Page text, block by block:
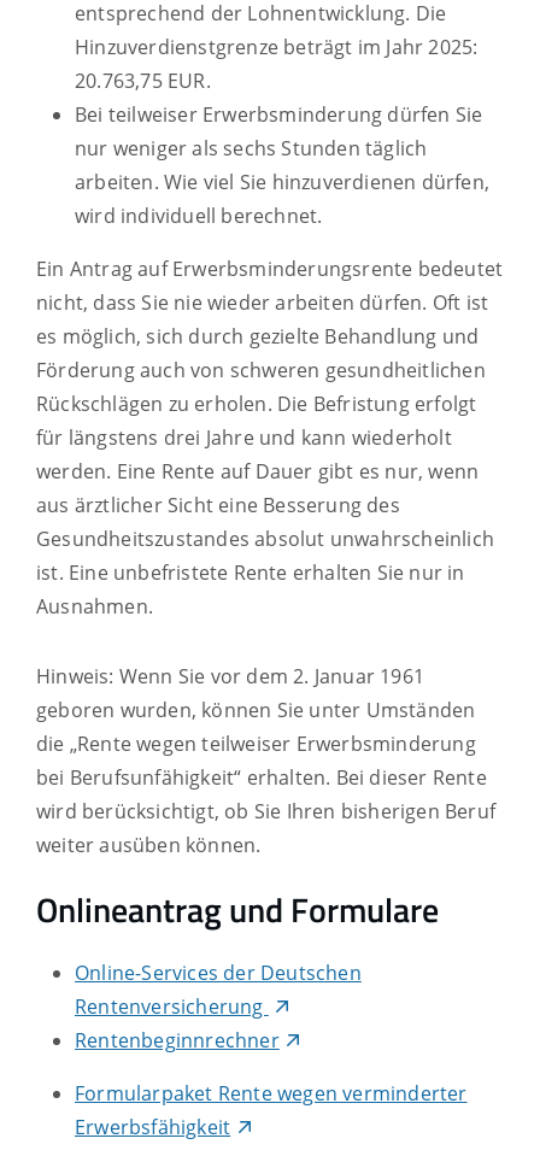
entsprechend der Lohnentwicklung. Die
Hinzuverdienstgrenze beträgt im Jahr 2025:
20.763,75 EUR.
Bei teilweiser Erwerbsminderung dürfen Sie
nur weniger als sechs Stunden täglich
arbeiten. Wie viel Sie hinzuverdienen dürfen,
wird individuell berechnet.
Ein Antrag auf Erwerbsminderungsrente bedeutet
nicht, dass Sie nie wieder arbeiten dürfen. Oft ist
es möglich, sich durch gezielte Behandlung und
Förderung auch von schweren gesundheitlichen
Rückschlägen zu erholen. Die Befristung erfolgt
für längstens drei Jahre und kann wiederholt
werden. Eine Rente auf Dauer gibt es nur, wenn
aus ärztlicher Sicht eine Besserung des
Gesundheitszustandes absolut unwahrscheinlich
ist. Eine unbefristete Rente erhalten Sie nur in
Ausnahmen.
Hinweis: Wenn Sie vor dem 2. Januar 1961
geboren wurden, können Sie unter Umständen
die „Rente wegen teilweiser Erwerbsminderung
bei Berufsunfähigkeit“ erhalten. Bei dieser Rente
wird berücksichtigt, ob Sie Ihren bisherigen Beruf
weiter ausüben können.
Onlineantrag und Formulare
Online-Services der Deutschen
Rentenversicherung
Rentenbeginnrechner
Formularpaket Rente wegen verminderter
Erwerbsfähigkeit